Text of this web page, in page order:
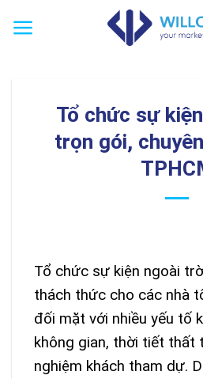
đến
Tổ chức sự
trọn gói,
Tổ chức sự kiện ngoài
thách thức cho các nhà
đối mặt với nhiều yếu tố
không gian, thời tiết thất
nghiệm khách tham dự.